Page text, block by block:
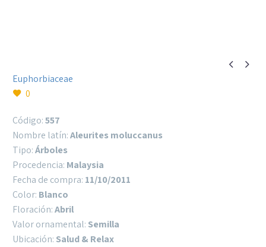
 
Euphorbiaceae
0
Código:557
Nombre latín:Aleurites moluccanus
Tipo:Árboles
Procedencia: Malaysia
Fecha de compra: 11/10/2011
Color: Blanco
Floración:Abril
Valor ornamental: Semilla
Ubicación: Salud & Relax